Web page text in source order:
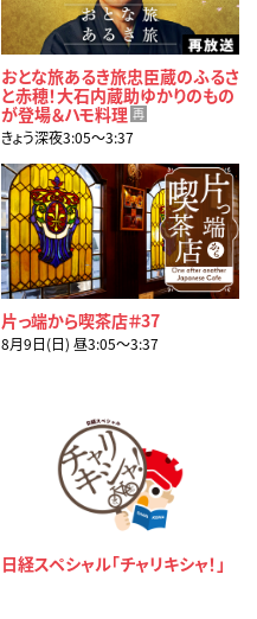
おとな旅あるき旅忠臣蔵のふるさ
と赤穂！大石内蔵助ゆかりのもの
が登場＆ハモ料理 再
きょう深夜3:05〜3:37
片っ端から喫茶店＃37
8月9日(日) 昼3:05〜3:37
日経スペシャル「チャリキシャ！」